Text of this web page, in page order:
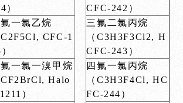
）
CFC-242）
一氯乙烷
C2F5Cl, CFC-1
三氟二氯丙烷
（C3H3F3Cl2, H
CFC-243）
一氯一溴甲烷
CF2BrCl, Halo
）
四氟一氯丙烷
（C3H3F4Cl, HC
FC-244）